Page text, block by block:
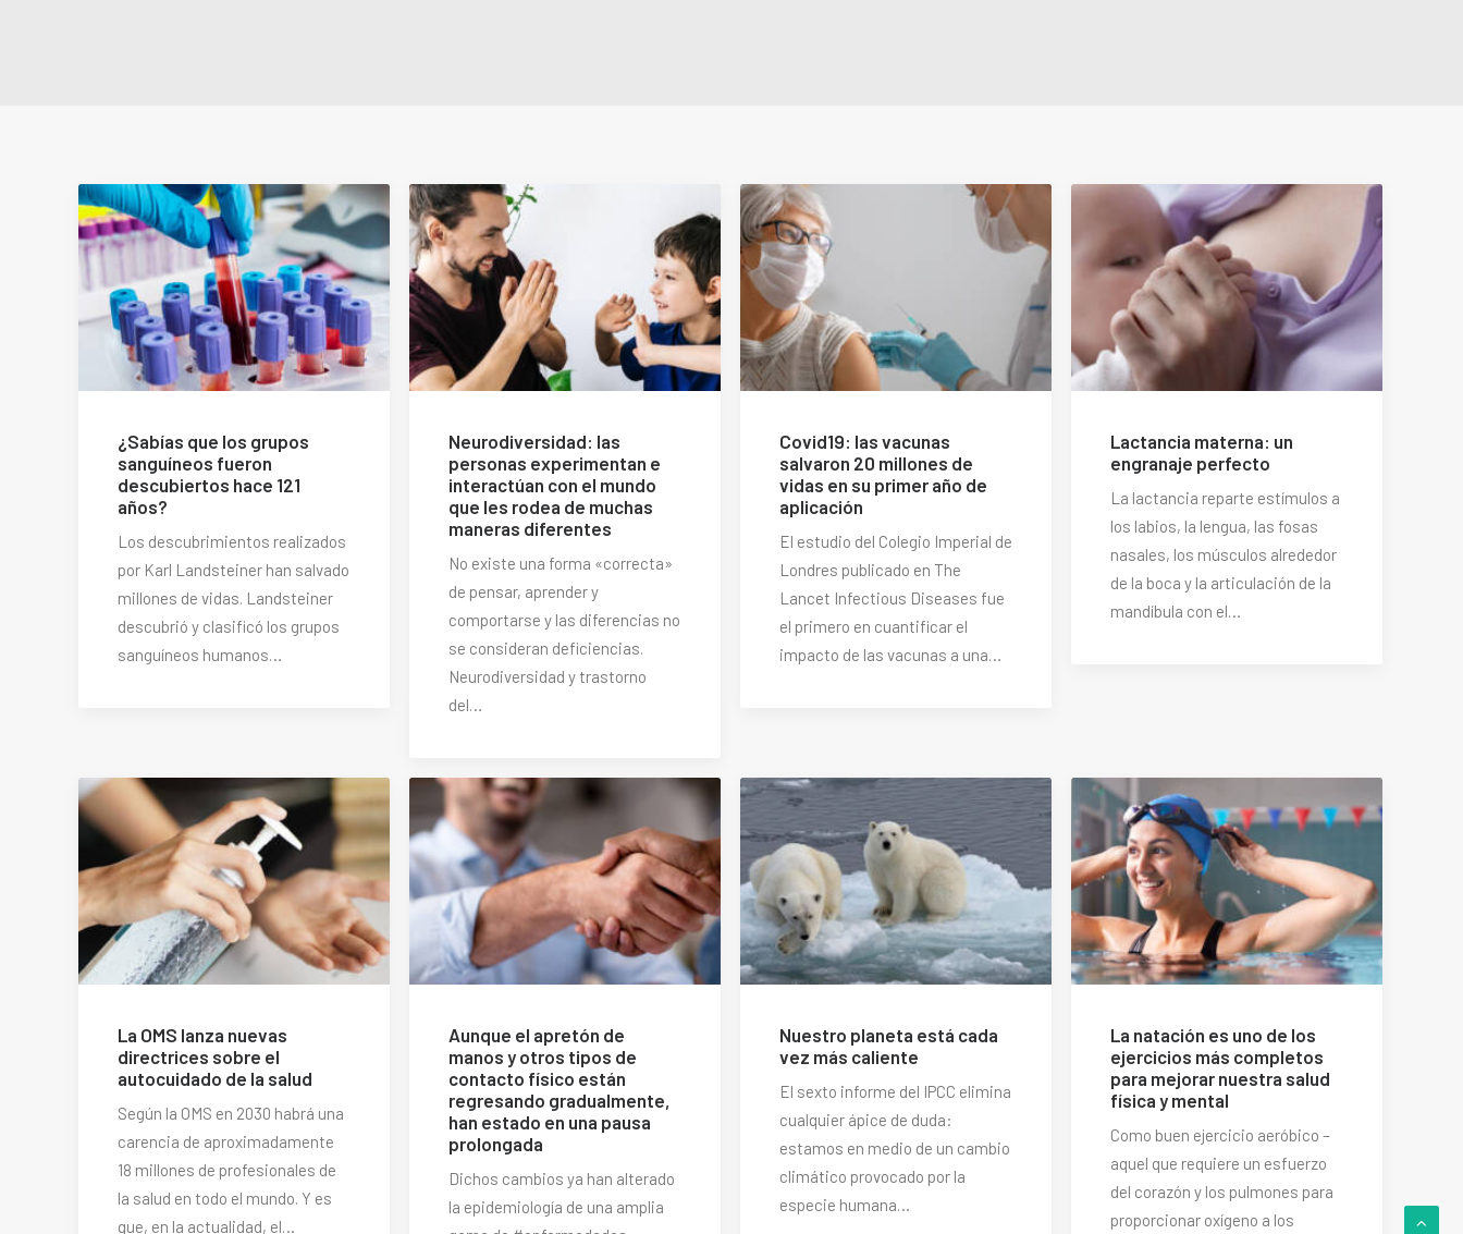
¿Sabías que los grupos
sanguíneos fueron
descubiertos hace 121
años?
Los descubrimientos realizados
por Karl Landsteiner han salvado
millones de vidas. Landsteiner
descubrió y clasificó los grupos
sanguíneos humanos…
Neurodiversidad: las
personas experimentan e
interactúan con el mundo
que les rodea de muchas
maneras diferentes
No existe una forma «correcta»
de pensar, aprender y
comportarse y las diferencias no
se consideran deficiencias.
Neurodiversidad y trastorno
del…
Covid19: las vacunas
salvaron 20 millones de
vidas en su primer año de
aplicación
El estudio del Colegio Imperial de
Londres publicado en The
Lancet Infectious Diseases fue
el primero en cuantificar el
impacto de las vacunas a una…
Lactancia materna: un
engranaje perfecto
La lactancia reparte estímulos a
los labios, la lengua, las fosas
nasales, los músculos alrededor
de la boca y la articulación de la
mandíbula con el…
La OMS lanza nuevas
directrices sobre el
autocuidado de la salud
Según la OMS en 2030 habrá una
carencia de aproximadamente
18 millones de profesionales de
la salud en todo el mundo. Y es
que, en la actualidad, el…
Aunque el apretón de
manos y otros tipos de
contacto físico están
regresando gradualmente,
han estado en una pausa
prolongada
Dichos cambios ya han alterado
la epidemiología de una amplia
Nuestro planeta está cada
vez más caliente
El sexto informe del IPCC elimina
cualquier ápice de duda:
estamos en medio de un cambio
climático provocado por la
especie humana…
La natación es uno de los
ejercicios más completos
para mejorar nuestra salud
física y mental
Como buen ejercicio aeróbico –
aquel que requiere un esfuerzo
del corazón y los pulmones para
proporcionar oxígeno a los